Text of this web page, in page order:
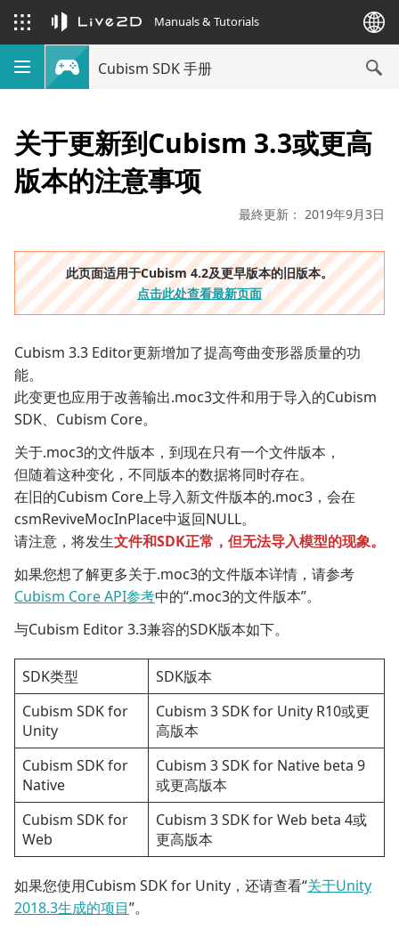
Manuals & Tutorials
Cubism SDK 手册
关于更新到Cubism 3.3或更高
版本的注意事项
最終更新： 2019年9月3日
此页面适用于Cubism 4.2及更早版本的旧版本。
点击此处查看最新页面
Cubism 3.3 Editor更新增加了提高弯曲变形器质量的功
能。
此变更也应用于改善输出.moc3文件和用于导入的Cubism
SDK、Cubism Core。
关于.moc3的文件版本，到现在只有一个文件版本，
但随着这种变化，不同版本的数据将同时存在。
在旧的Cubism Core上导入新文件版本的.moc3，会在
csmReviveMocInPlace中返回NULL。
请注意，将发生文件和SDK正常，但无法导入模型的现象。
如果您想了解更多关于.moc3的文件版本详情，请参考
Cubism Core API参考中的“.moc3的文件版本”。
与Cubism Editor 3.3兼容的SDK版本如下。
SDK类型
SDK版本
Cubism SDK for
Unity
Cubism 3 SDK for Unity R10或更
高版本
Cubism SDK for
Native
Cubism 3 SDK for Native beta 9
或更高版本
Cubism SDK for
Web
Cubism 3 SDK for Web beta 4或
更高版本
如果您使用Cubism SDK for Unity，还请查看“关于Unity
2018.3生成的项目”。